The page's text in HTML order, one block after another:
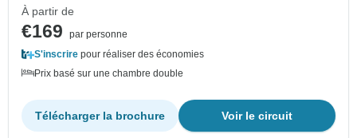
À partir de
€169
par personne
S'inscrire pour réaliser des économies
Prix basé sur une chambre double
Voir le circuit
Télécharger la brochure